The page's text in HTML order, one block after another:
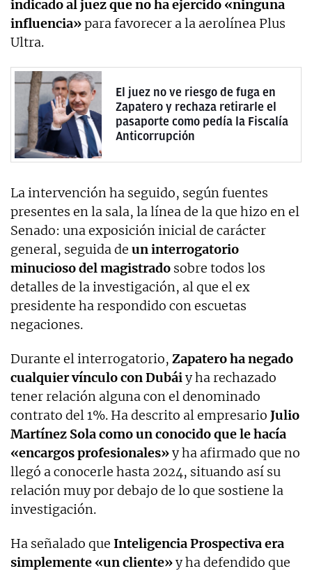
indicado al juez que no ha ejercido «ninguna
influencia»para favorecer a la aerolínea Plus
Ultra.
El juez no ve riesgo de fuga en
Zapatero y rechaza retirarle el
pasaporte como pedía la Fiscalía
Anticorrupción
La intervención ha seguido, según fuentes
presentes en la sala, la línea de la que hizo en el
Senado: una exposición inicial de carácter
general, seguida de un interrogatorio
minucioso del magistrado sobre todos los
detalles de la investigación, al que el ex
presidente ha respondido con escuetas
negaciones.
Durante el interrogatorio, Zapatero ha negado
cualquier vínculo con Dubáiy ha rechazado
tener relación alguna con el denominado
contrato del 1%. Ha descrito al empresario Julio
Martínez Sola como un conocido que le hacía
«encargos profesionales»y ha afirmado que no
llegó a conocerle hasta 2024, situando así su
relación muy por debajo de lo que sostiene la
investigación.
Ha señalado que Inteligencia Prospectiva era
simplemente «un cliente»y ha defendido que